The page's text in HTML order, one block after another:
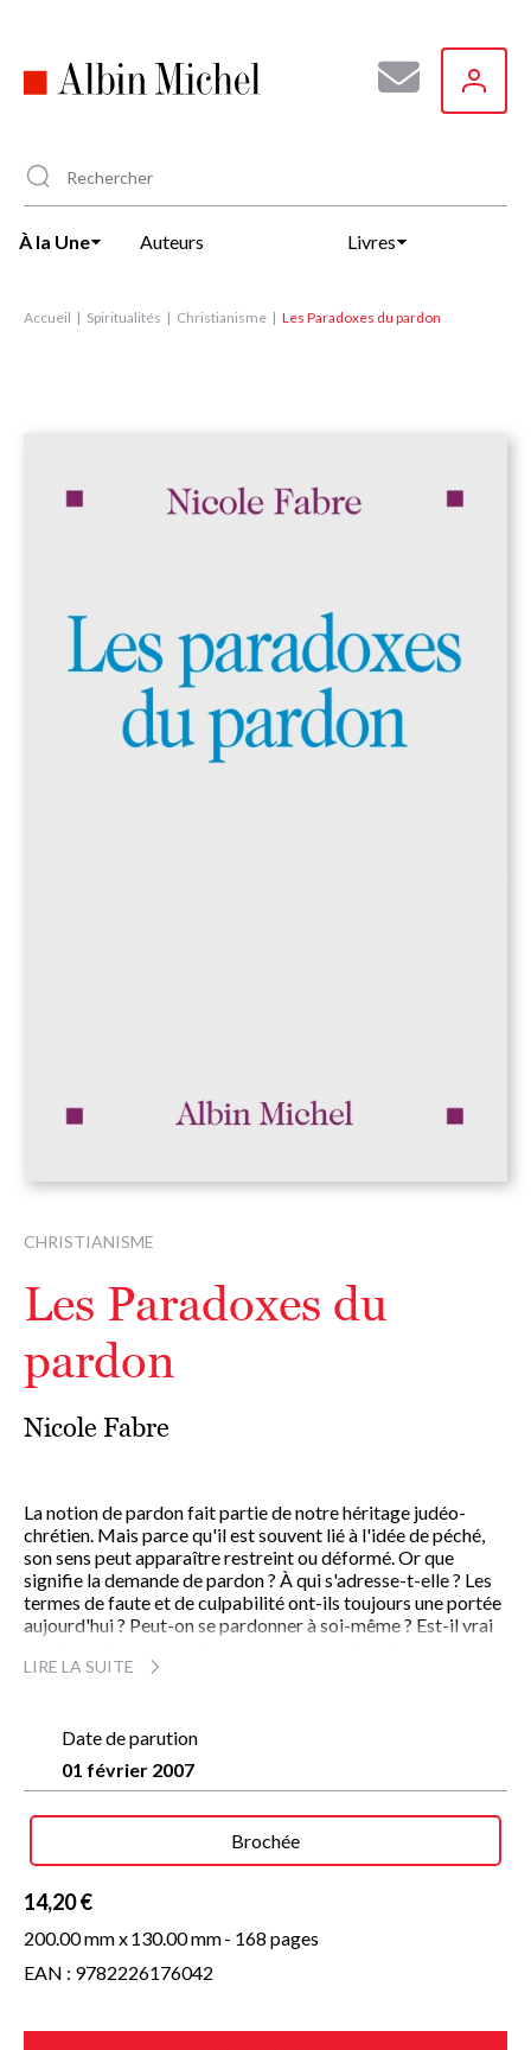
principal
À la Une Auteurs Livres
Accueil Spiritualités Christianisme Les Paradoxes du pardon
CHRISTIANISME
Les Paradoxes du
pardon
Nicole Fabre
La notion de pardon fait partie de notre héritage judéo-
chrétien. Mais parce qu'il est souvent lié à l'idée de péché,
son sens peut apparaître restreint ou déformé. Or que
signifie la demande de pardon ? À qui s'adresse-t-elle ? Les
termes de faute et de culpabilité ont-ils toujours une portée
aujourd'hui ? Peut-on se pardonner à soi-même ? Est-il vrai
l'impardonnable ? D'autres voies peuvent-elles s'ouvrir à
comprendre en quoi le pardon garde sa pertinence dans
notre contexte actuel.
LIRE LA SUITE
Date de parution
01 février 2007
Brochée
14,20 €
200.00 mm x130.00 mm- 168 pages
EAN : 9782226176042